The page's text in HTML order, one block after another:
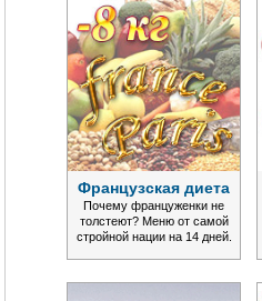
Французская диета
Почему француженки не
толстеют? Меню от самой
стройной нации на 14 дней.